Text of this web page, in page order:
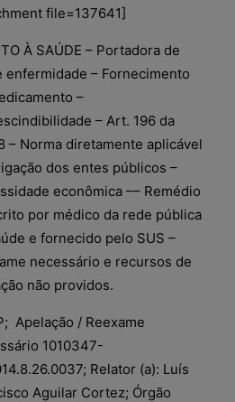
file=137641]
À SAÚDE – Portadora de
enfermidade – Fornecimento
–
– Art. 196 da
– Norma diretamente aplicável
dos entes públicos –
econômica –– Remédio
por médico da rede pública
e fornecido pelo SUS –
necessário e recursos de
não providos.
Apelação / Reexame
1010347-
Relator (a): Luís
Aguilar Cortez; Órgão